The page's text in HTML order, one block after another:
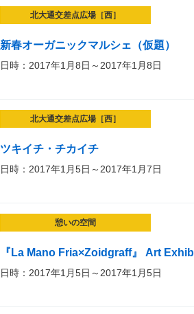
北大通交差点広場［西］
新春オーガニックマルシェ（仮題）
日時：2017年1月8日～2017年1月8日
北大通交差点広場［西］
ツキイチ・チカイチ
日時：2017年1月5日～2017年1月7日
憩いの空間
『La Mano Fria×Zoidgraff』 Art
日時：2017年1月5日～2017年1月5日